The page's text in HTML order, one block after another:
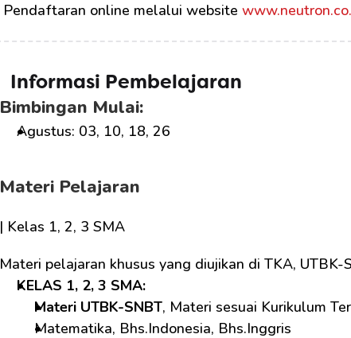
Pendaftaran online melalui website
Informasi Pembelajaran
Bimbingan Mulai:
Agustus: 03, 10, 18, 26
Materi Pelajaran
| Kelas 1, 2, 3 SMA
Materi pelajaran khusus yang diujikan di TKA,
KELAS 1, 2, 3 SMA:
Materi UTBK-SNBT, Materi sesuai Kurikulum
Matematika, Bhs.Indonesia, Bhs.Inggris